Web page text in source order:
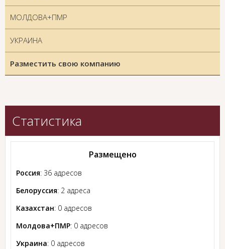
МОЛДОВА+ПМР
УКРАИНА
Разместить свою компанию
Статистика
Размещено
Россия: 36 адресов
Белоруссия: 2 адреса
Казахстан: 0 адресов
Молдова+ПМР: 0 адресов
Украина: 0 адресов